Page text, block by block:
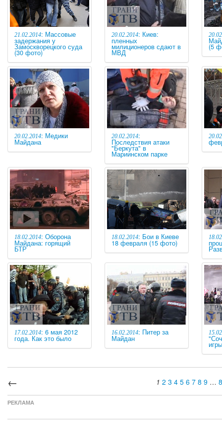
21.02.2014: Массовые
задержания у
Замоскворецкого суда
(30 фото)
20.02.2014: Киев:
пленных
милиционеров сдают в
МВД
(5
20.02.2014: Медики
Майдана
20.02.2014:
Последствия атаки
"Беркута" в
Мариинском парке
18.02.2014: Оборона
Майдана: горящий
БТР
18.02.2014: Бои в Киеве
18 февраля (15 фото)
17.02.2014: 6 мая 2012
года. Как это было
16.02.2014: Питер за
Майдан
← 1 2 3 4 5 6 7 8 9 …
РЕКЛАМА